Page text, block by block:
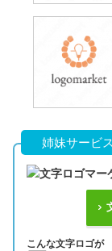
姉妹サービス
こんな文字ロゴが